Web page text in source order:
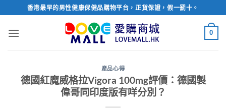
to
content
香港最早的男性健康保健品購物平台，正貨保證，假一罰十。
0
產品心得
德國紅魔威格拉Vigora 100mg評價：德國製
偉哥同印度版有咩分別？